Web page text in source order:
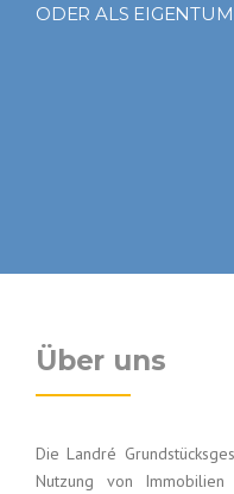
ODER ALS
Über uns
Die Landré
Nutzung von